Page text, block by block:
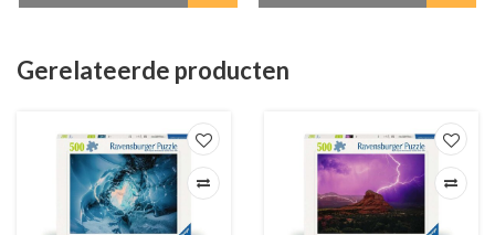
Gerelateerde producten